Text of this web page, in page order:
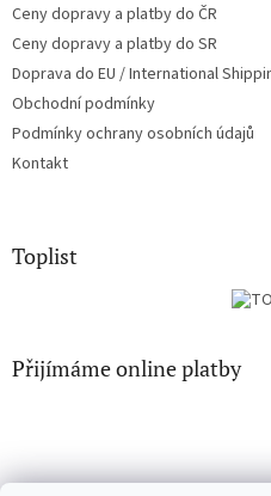
Ceny dopravy a platby do ČR
Ceny dopravy a platby do SR
Doprava do EU / International
Obchodní podmínky
Podmínky ochrany osobních údajů
Kontakt
Toplist
Přijímáme online platby